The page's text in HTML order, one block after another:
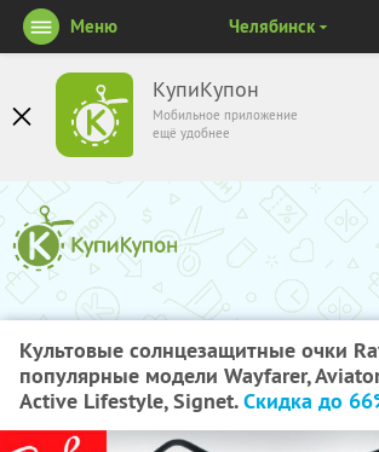
КупиКупон
Мобильное приложение
ещё удобнее
Меню Челябинск
Культовые солнцезащитные очки
популярные модели Wayfarer,
Active Lifestyle, Signet.Скидка до